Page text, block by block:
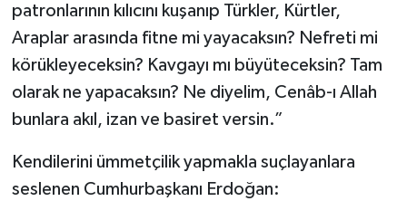
patronlarının kılıcını kuşanıp Türkler, Kürtler,
Araplar arasında fitne mi yayacaksın? Nefreti mi
körükleyeceksin? Kavgayı mı büyüteceksin? Tam
olarak ne yapacaksın? Ne diyelim, Cenâb-ı Allah
bunlara akıl, izan ve basiret versin.”
Kendilerini ümmetçilik yapmakla suçlayanlara
seslenen Cumhurbaşkanı Erdoğan: